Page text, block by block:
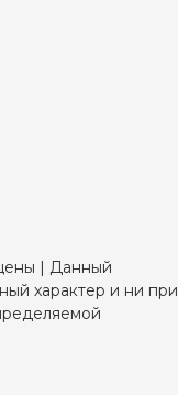
| Данный
характер и ни при